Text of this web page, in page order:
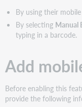
By using their
By selecting Manual
typing in a barcode.
Add
Before enabling this
provide the following